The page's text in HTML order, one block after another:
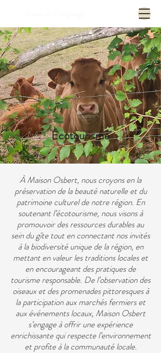
Écotourisme
À Maison Osbert, nous croyons en la
préservation de la beauté naturelle et du
patrimoine culturel de notre région. En
soutenant l’écotourisme, nous visons à
promouvoir des ressources durables au
sein du gîte tout en connectant nos invités
à la biodiversité unique de la région, en
mettant en valeur les traditions locales et
en encourageant des pratiques de
tourisme responsable. De l’observation des
oiseaux et des promenades pittoresques à
la participation aux marchés fermiers et
aux événements locaux, Maison Osbert
s’engage à offrir une expérience
enrichissante qui respecte l’environnement
et profite à la communauté locale.